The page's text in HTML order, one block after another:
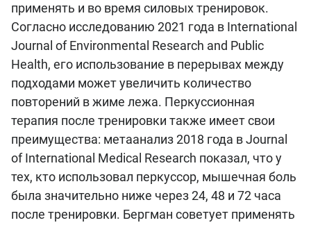
применять и во время силовых тренировок.
Согласно исследованию 2021 года в International
Journal of Environmental Research and Public
Health, его использование в перерывах между
подходами может увеличить количество
повторений в жиме лежа. Перкуссионная
терапия после тренировки также имеет свои
преимущества: метаанализ 2018 года в Journal
of International Medical Research показал, что у
тех, кто использовал перкуссор, мышечная боль
была значительно ниже через 24, 48 и 72 часа
после тренировки. Бергман советует применять